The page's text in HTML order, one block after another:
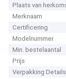
Plaats van
Merknaam
Certificering
Modelnummer
Min. bestelaantal
Prijs
Verpakking Details